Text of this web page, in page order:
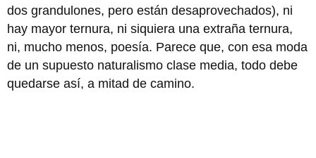
dos grandulones, pero están desaprovechados), ni
hay mayor ternura, ni siquiera una extraña ternura,
ni, mucho menos, poesía. Parece que, con esa moda
de un supuesto naturalismo clase media, todo debe
quedarse así, a mitad de camino.